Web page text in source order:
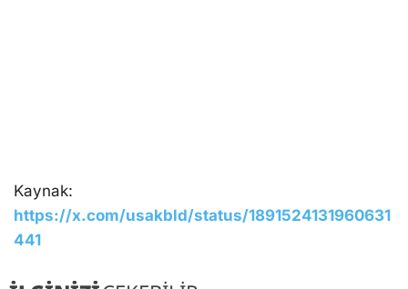
Kaynak:
https://x.com/usakbld/status/1891524131960631
441